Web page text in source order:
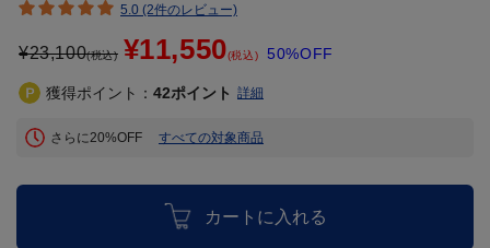
5.0 (2件のレビュー)
¥23,100(税込) ¥11,550(税込) 50%OFF
獲得ポイント： 42ポイント 詳細
さらに20%OFF すべての対象商品
カートに入れる